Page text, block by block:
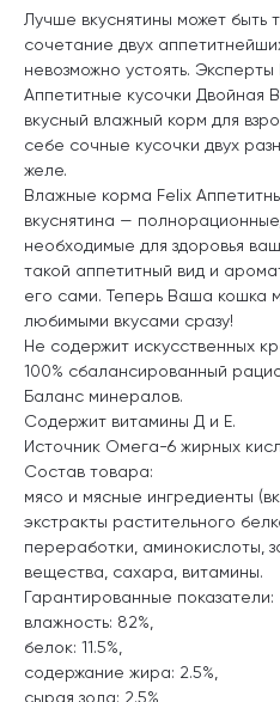
Лучше вкуснятины может быть
сочетание двух
невозможно устоять.
Аппетитные кусочки Двойная
вкусный влажный корм для
себе сочные кусочки двух
желе.
Влажные корма Felix
вкуснятина —
необходимые для здоровья
такой аппетитный вид и
его сами. Теперь Ваша кошка
любимыми вкусами сразу!
Не содержит искусственных
100% сбалансированный
Баланс минералов.
Содержит витамины Д и Е.
Источник Омега-6 жирных
Состав товара:
мясо и мясные ингредиенты
экстракты растительного
переработки, аминокислоты,
вещества, сахара, витамины.
Гарантированные показатели:
влажность: 82%,
белок: 11.5%,
содержание жира: 2.5%,
сырая зола: 2.5%,